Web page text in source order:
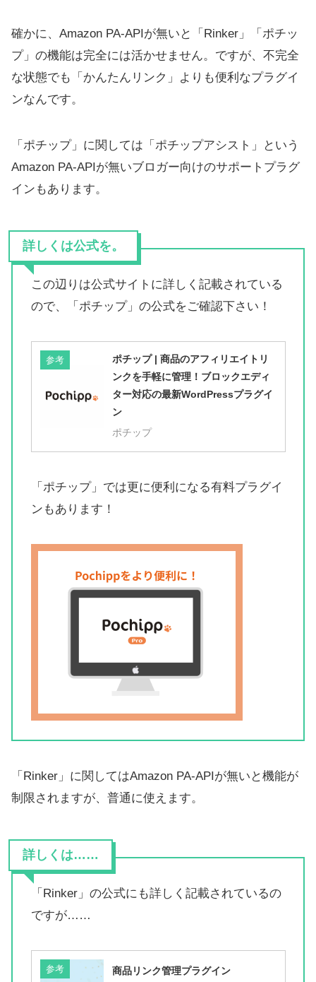
確かに、Amazon PA-APIが無いと「Rinker」「ポチッ
プ」の機能は完全には活かせません。ですが、不完全
な状態でも「かんたんリンク」よりも便利なプラグイ
ンなんです。
「ポチップ」に関しては「ポチップアシスト」という
Amazon PA-APIが無いブロガー向けのサポートプラグ
インもあります。
詳しくは公式を。
この辺りは公式サイトに詳しく記載されている
ので、「ポチップ」の公式をご確認下さい！
参考
ポチップ | 商品のアフィリエイトリ
ンクを手軽に管理！ブロックエディ
ター対応の最新WordPressプラグイ
ン
ポチップ
「ポチップ」では更に便利になる有料プラグイ
ンもあります！
「Rinker」に関してはAmazon PA-APIが無いと機能が
制限されますが、普通に使えます。
詳しくは……
「Rinker」の公式にも詳しく記載されているの
ですが……
参考
商品リンク管理プラグイン